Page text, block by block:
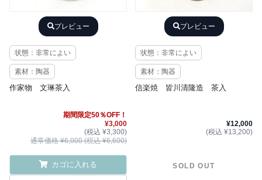
プレビュー
状態：非常によい
素材：陶器
作家物 文琳茶入
期間限定50％OFF！
¥3,000
(税込 ¥3,300)
通常価格 ¥6,000 (税込 ¥6,600)
カゴに入れる
プレビュー
状態：非常によい
素材：陶器
信楽焼 皆川清隆造 茶入
¥12,000
(税込 ¥13,200)
SOLD OUT